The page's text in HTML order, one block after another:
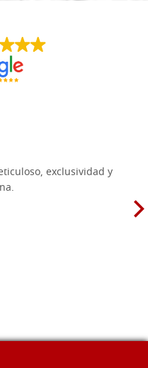
exclusividad y